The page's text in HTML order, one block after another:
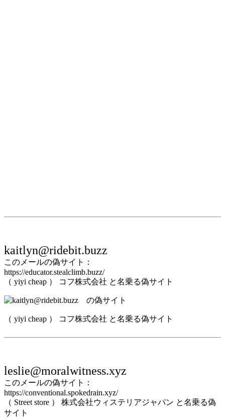
kaitlyn@ridebit.buzz
このメールの偽サイト：
https://educator.stealclimb.buzz/
（ yiyi cheap ） コフ株式会社 と名乗る偽サイト
（ yiyi cheap ） コフ株式会社 と名乗る偽サイト
leslie@moralwitness.xyz
このメールの偽サイト：
https://conventional.spokedrain.xyz/
（ Street store ） 株式会社ウィステリアジャパン と名乗る偽
サイト